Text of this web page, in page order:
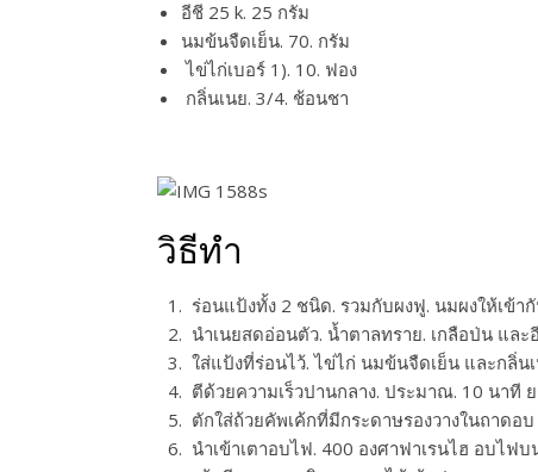
อีชี 25 k. 25 กรัม
นมข้นจืดเย็น. 70. กรัม
ไข่ไก่เบอร์ 1). 10. ฟอง
กลิ่นเนย. 3/4. ช้อนชา
วิธีทำ
ร่อนแป้งทั้ง 2 ชนิด. รวมกับผงฟู. นมผงให้เข้า
นำเนยสดอ่อนตัว. น้ำตาลทราย. เกลือป่น แล
ใส่แป้งที่ร่อนไว้. ไข่ไก่ นมข้นจืดเย็น และกลิ่น
ตีด้วยความเร็วปานกลาง. ประมาณ. 10 นาที
ตักใส่ถ้วยคัพเค้กที่มีกระดาษรองวางในถาดอบ
นำเข้าเตาอบไฟ. 400 องศาฟาเรนไฮ อบไ